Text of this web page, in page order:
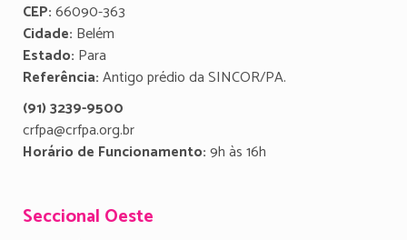
CEP:66090-363
Cidade: Belém
Estado: Para
Referência:Antigo prédio da SINCOR/PA.
(91) 3239-9500
crfpa@crfpa.org.br
Horário de Funcionamento:9h às 16h
Seccional Oeste